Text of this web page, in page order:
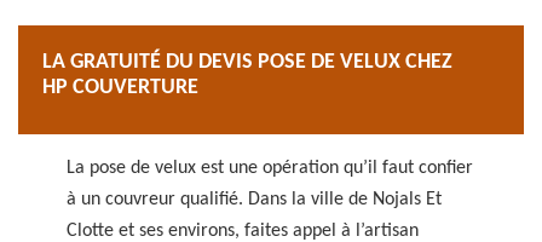
LA GRATUITÉ DU DEVIS POSE DE VELUX CHEZ
HP COUVERTURE
La pose de velux est une opération qu’il faut confier
à un couvreur qualifié. Dans la ville de Nojals Et
Clotte et ses environs, faites appel à l’artisan